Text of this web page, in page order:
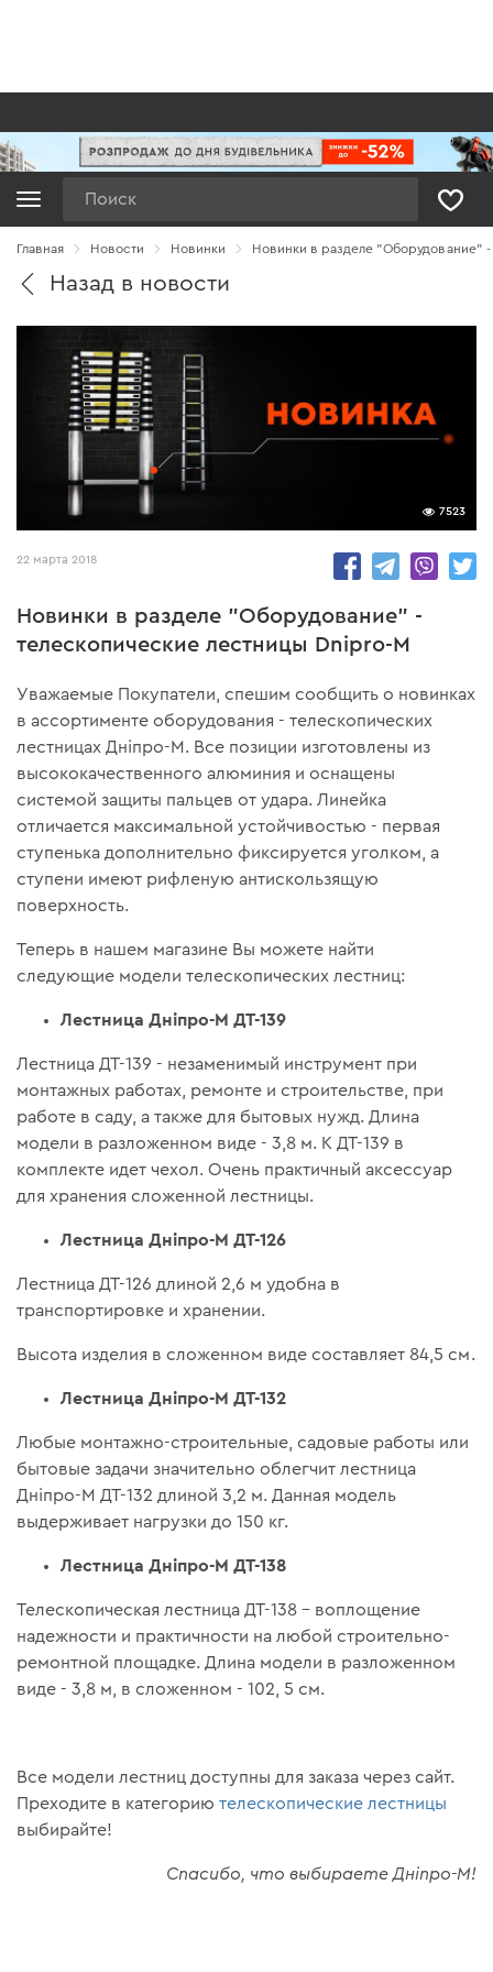
Главная Новости Новинки Новинки в разделе "Оборудование" -
Назад в новости
7523
22 марта 2018
Новинки в разделе "Оборудование" -
телескопические лестницы Dnipro-M
Уважаемые Покупатели, спешим сообщить о новинках
в ассортименте оборудования - телескопических
лестницах Дніпро-М. Все позиции изготовлены из
высококачественного алюминия и оснащены
системой защиты пальцев от удара. Линейка
отличается максимальной устойчивостью - первая
ступенька дополнительно фиксируется уголком, а
ступени имеют рифленую антискользящую
поверхность.
Теперь в нашем магазине Вы можете найти
следующие модели телескопических лестниц:
Лестница Дніпро-М ДТ-139
Лестница ДТ-139 - незаменимый инструмент при
монтажных работах, ремонте и строительстве, при
работе в саду, а также для бытовых нужд. Длина
модели в разложенном виде - 3,8 м. К ДТ-139 в
комплекте идет чехол. Очень практичный аксессуар
для хранения сложенной лестницы.
Лестница Дніпро-М ДТ-126
Лестница ДТ-126 длиной 2,6 м удобна в
транспортировке и хранении.
Высота изделия в сложенном виде составляет 84,5 см.
Лестница Дніпро-М ДТ-132
Любые монтажно-строительные, садовые работы или
бытовые задачи значительно облегчит лестница
Дніпро-М ДТ-132 длиной 3,2 м. Данная модель
выдерживает нагрузки до 150 кг.
Лестница Дніпро-М ДТ-138
Телескопическая лестница ДТ-138 – воплощение
надежности и практичности на любой строительно-
ремонтной площадке. Длина модели в разложенном
виде - 3,8 м, в сложенном - 102, 5 см.
Все модели лестниц доступны для заказа через сайт.
Преходите в категориютелескопические лестницы
выбирайте!
Спасибо, что выбираете Дніпро-М!